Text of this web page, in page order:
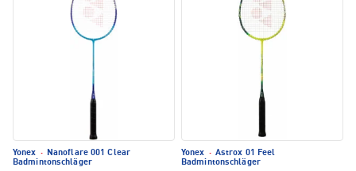
Yonex · Nanoflare 001 Clear
Badmintonschläger
Yonex · Astrox 01 Feel
Badmintonschläger